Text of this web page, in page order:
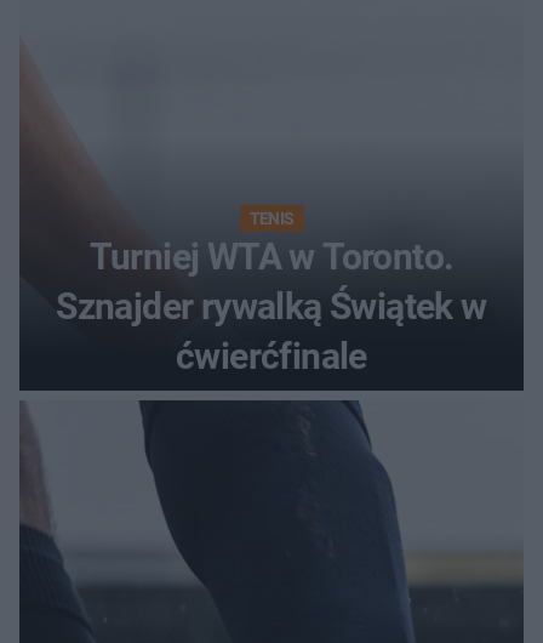
TENIS
Turniej WTA w Toronto.
Sznajder rywalką Świątek w
ćwierćfinale